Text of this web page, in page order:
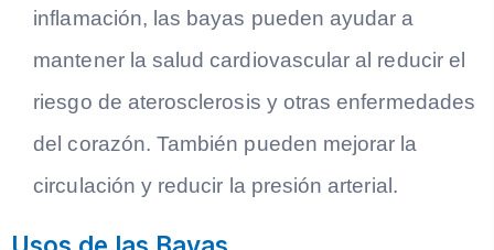
inflamación, las bayas pueden ayudar a
mantener la salud cardiovascular al reducir el
riesgo de aterosclerosis y otras enfermedades
del corazón. También pueden mejorar la
circulación y reducir la presión arterial.